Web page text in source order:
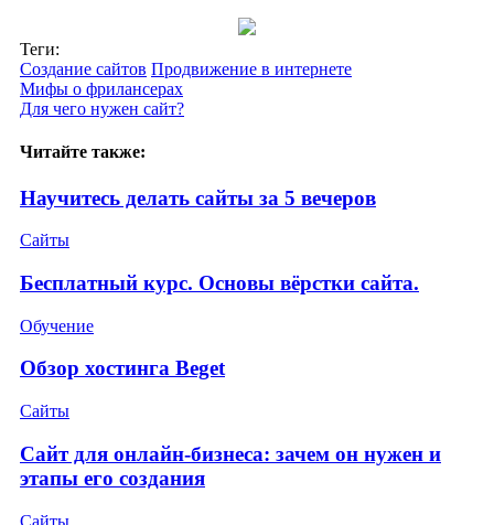
Теги:
Создание сайтов Продвижение в интернете
Мифы о фрилансерах
Для чего нужен сайт?
Читайте также:
Научитесь делать сайты за 5 вечеров
Сайты
Бесплатный курс. Основы вёрстки сайта.
Обучение
Обзор хостинга Beget
Сайты
Сайт для онлайн-бизнеса: зачем он нужен и
этапы его создания
Сайты